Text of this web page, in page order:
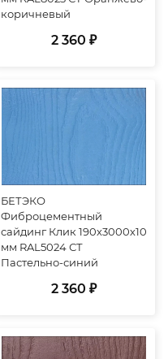
коричневый
2 360 ₽
БЕТЭКО
Фиброцементный
сайдинг Клик 190х3000х10
мм RAL5024 СТ
Пастельно-синий
2 360 ₽